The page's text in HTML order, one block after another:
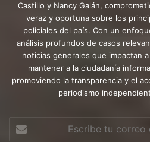
Castillo y Nancy Galán,
veraz y oportuna sobre los
policiales del país. Con un
análisis profundos de casos
noticias generales que impactan
mantener a la ciudadanía
promoviendo la transparencia y el
periodismo